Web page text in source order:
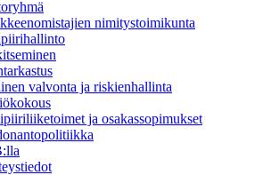
nimitystoimikunta
valvonta ja riskienhallinta
ja osakassopimukset